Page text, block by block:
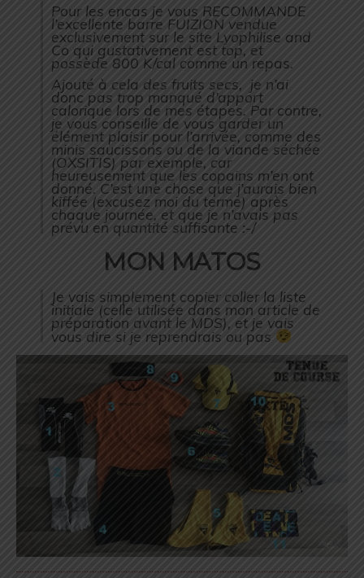
Pour les encas je vous RECOMMANDE
l’excellente barre FUIZION vendue
exclusivement sur le site Lyophilise and
Co qui gustativement est top, et
possède 800 K/cal comme un repas.
Ajouté à cela des fruits secs, je n’ai
donc pas trop manqué d’apport
calorique lors de mes étapes. Par contre,
je vous conseille de vous garder un
élément plaisir pour l’arrivée, comme des
minis saucissons ou de la viande séchée
(OXSITIS) par exemple, car
heureusement que les copains m’en ont
donné. C’est une chose que j’aurais bien
kiffée (excusez moi du terme) après
chaque journée, et que je n’avais pas
prévu en quantité suffisante :-/
MON MATOS
Je vais simplement copier coller la liste
initiale (celle utilisée dans mon article de
préparation avant le MDS), et je vais
vous dire si je reprendrais ou pas